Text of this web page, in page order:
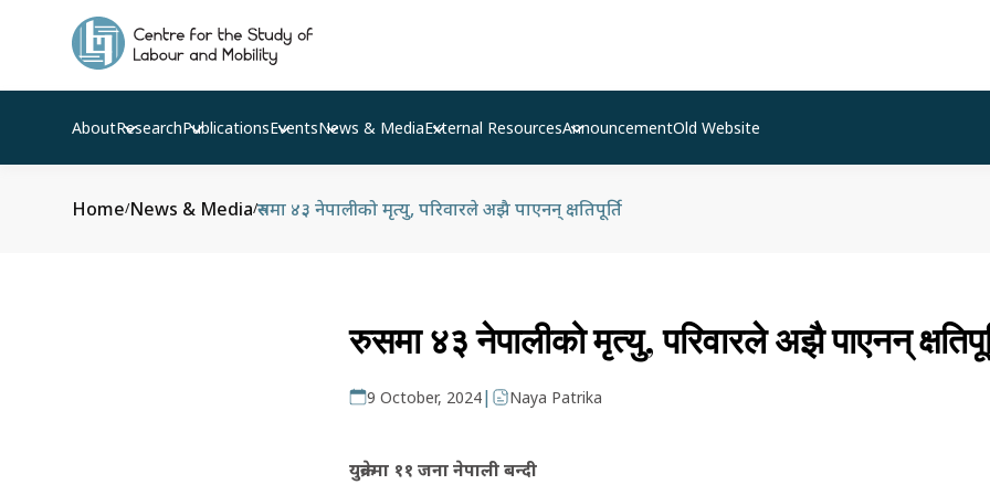
AboutResearchPublicationsEventsNews & MediaExternal ResourcesAnnouncementOld Website
Home/News & Media/रुसमा ४३ नेपालीको मृत्यु, परिवारले अझै पाएनन् क्षतिपूर्ति
रुसमा ४३ नेपालीको मृत्यु, परिवारले अझै पाएनन्
9 October, 2024| Naya Patrika
युक्रेनमा ११ जना नेपाली बन्दी